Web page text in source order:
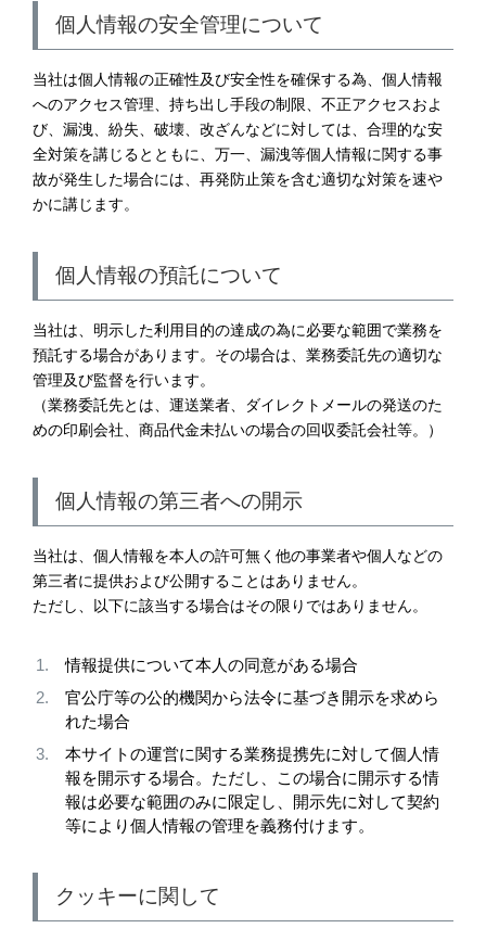
個人情報の安全管理について
当社は個人情報の正確性及び安全性を確保する為、個人情報
へのアクセス管理、持ち出し手段の制限、不正アクセスおよ
び、漏洩、紛失、破壊、改ざんなどに対しては、合理的な安
全対策を講じるとともに、万一、漏洩等個人情報に関する事
故が発生した場合には、再発防止策を含む適切な対策を速や
かに講じます。
個人情報の預託について
当社は、明示した利用目的の達成の為に必要な範囲で業務を
預託する場合があります。その場合は、業務委託先の適切な
管理及び監督を行います。
（業務委託先とは、運送業者、ダイレクトメールの発送のた
めの印刷会社、商品代金未払いの場合の回収委託会社等。）
個人情報の第三者への開示
当社は、個人情報を本人の許可無く他の事業者や個人などの
第三者に提供および公開することはありません。
ただし、以下に該当する場合はその限りではありません。
情報提供について本人の同意がある場合
官公庁等の公的機関から法令に基づき開示を求めら
れた場合
本サイトの運営に関する業務提携先に対して個人情
報を開示する場合。ただし、この場合に開示する情
報は必要な範囲のみに限定し、開示先に対して契約
等により個人情報の管理を義務付けます。
クッキーに関して